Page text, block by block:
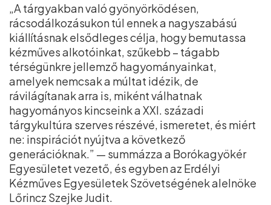
„A tárgyakban való gyönyörködésen,
rácsodálkozásukon túl ennek a nagyszabású
kiállításnak elsődleges célja, hogy bemutassa
kézműves alkotóinkat, szűkebb – tágabb
térségünkre jellemző hagyományainkat,
amelyek nemcsak a múltat idézik, de
rávilágítanak arra is, miként válhatnak
hagyományos kincseink a XXI. századi
tárgykultúra szerves részévé, ismeretet, és miért
ne: inspirációt nyújtva a következő
generációknak.” — summázza a Borókagyökér
Egyesületet vezető, és egyben az Erdélyi
Kézműves Egyesületek Szövetségének alelnöke
Lőrincz Szejke Judit.